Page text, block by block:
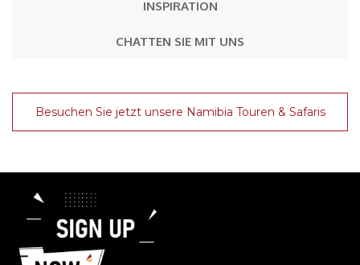
INSPIRATION
CHATTEN SIE MIT UNS
Besuchen Sie jetzt unsere Namibia Touren & Safaris